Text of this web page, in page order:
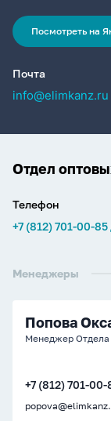
Посмотреть на
Почта
info@elimkanz.ru
Отдел
Телефон
+7 (812) 701-00-
Менеджеры
Попова
Менеджер
+7 (812) 701-